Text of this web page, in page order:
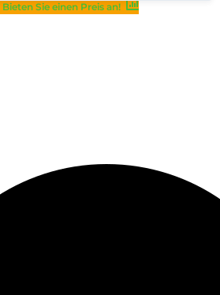
Bieten Sie einen Preis an!